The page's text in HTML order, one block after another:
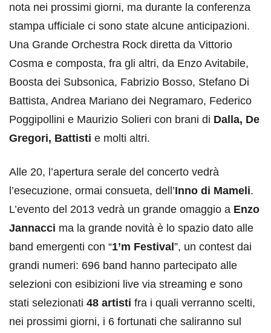
nota nei prossimi giorni, ma durante la conferenza
stampa ufficiale ci sono state alcune anticipazioni.
Una Grande Orchestra Rock diretta da Vittorio
Cosma e composta, fra gli altri, da Enzo Avitabile,
Boosta dei Subsonica, Fabrizio Bosso, Stefano Di
Battista, Andrea Mariano dei Negramaro, Federico
Poggipollini e Maurizio Solieri con brani di Dalla, De
Gregori, Battisti e molti altri.
Alle 20, l’apertura serale del concerto vedrà
l’esecuzione, ormai consueta, dell’Inno di Mameli.
L’evento del 2013 vedrà un grande omaggio a Enzo
Jannacci ma la grande novità è lo spazio dato alle
band emergenti con “1’m Festival”, un contest dai
grandi numeri: 696 band hanno partecipato alle
selezioni con esibizioni live via streaming e sono
stati selezionati 48 artisti fra i quali verranno scelti,
nei prossimi giorni, i 6 fortunati che saliranno sul